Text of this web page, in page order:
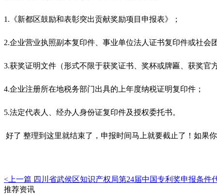
1.《新都区鼓励和表彰突出贡献奖励项目申报表》；
2.企业营业执照副本复印件、事业单位法人证书复印件或社会
3.获奖证明文件（形式不限于获奖证书、奖杯或牌匾、获奖
4.企业注册所在地税务部门出具的上年度纳税证明复印件；
5.法定代表人、经办人身份证复印件及授权委托书。
好了 整理到这里就结束了，申报时间马上就要截止了！如果
<上一篇 四川省武侯区知识产权局第24届中国专利奖申报条件
推荐资讯